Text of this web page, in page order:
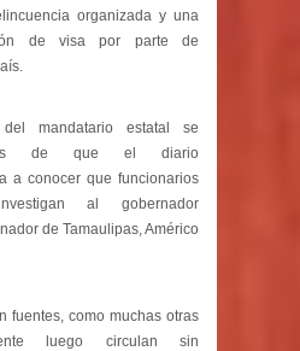
organizada y una
de visa por parte de
del mandatario estatal se
de que el diario
a conocer que funcionarios
al gobernador
de Tamaulipas, Américo
fuentes, como muchas otras
luego circulan sin